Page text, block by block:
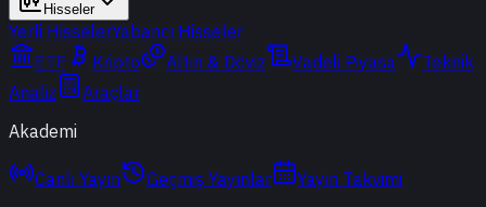
Hisseler
Yerli HisselerYabancı Hisseler
ETF
Kripto Altın & Döviz Vadeli Piyasa
Teknik
Analiz
Araçlar
Akademi
Canlı Yayın Geçmiş Yayınlar
Yayın Takvimi